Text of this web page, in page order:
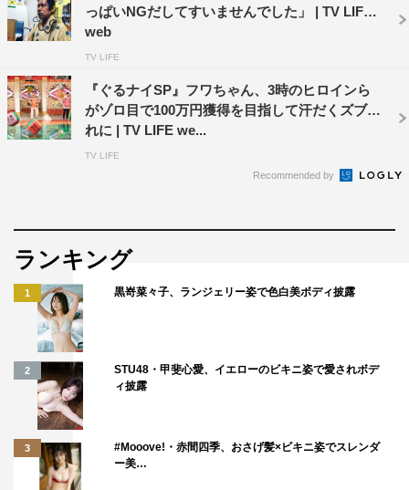
っぱいNGだしてすいませんでした」 | TV LIFE
web
TV LIFE
『ぐるナイSP』フワちゃん、3時のヒロインら
がゾロ目で100万円獲得を目指して汗だくズブ濡
れに | TV LIFE we...
TV LIFE
Recommended by
ランキング
1 黒嵜菜々子、ランジェリー姿で色白美ボディ披露
2
STU48・甲斐心愛、イエローのビキニ姿で愛されボデ
ィ披露
3
#Mooove!・赤間四季、おさげ髪×ビキニ姿でスレンダ
ー美…